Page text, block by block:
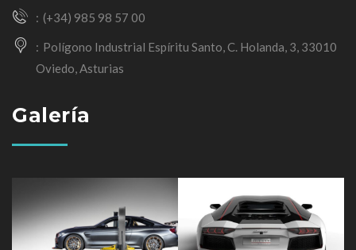
(+34) 985 98 57 00
Polígono Industrial Espíritu Santo, C. Holanda, 3, 33010
Oviedo, Asturias
Galería